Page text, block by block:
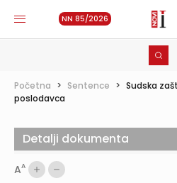
NN 85/2026
Početna > Sentence > Sudska
poslodavca
AA
Detalji dokumenta